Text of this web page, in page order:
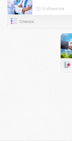
0 объектов
Список